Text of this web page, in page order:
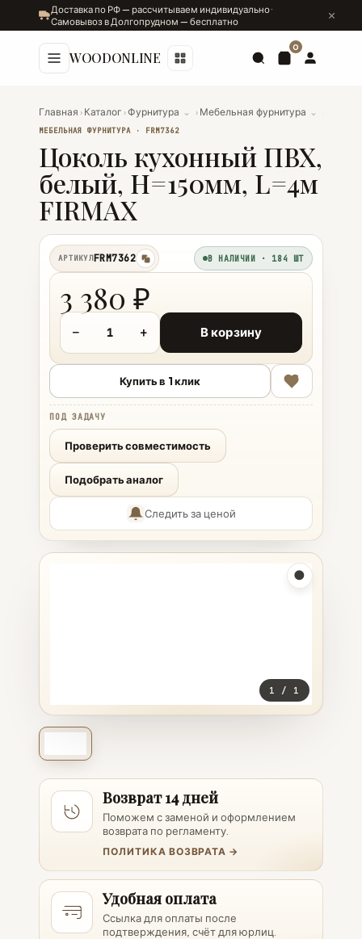
Доставка по РФ — рассчитываем индивидуально ·
Самовывоз в Долгопрудном — бесплатно
WOODONLINE
0
Главная › Каталог ›Фурнитура ⌄ › Мебельная фурнитура ⌄
МЕБЕЛЬНАЯ ФУРНИТУРА · FRM7362
Цоколь кухонный ПВХ,
белый, H=150мм, L=4м
FIRMAX
1 / 1
АРТИКУЛFRM7362
копировать
В НАЛИЧИИ · 184 ШТ
3 380 ₽
− + В корзину
Купить в 1 клик
ПОД ЗАДАЧУ
Проверить совместимость
Подобрать аналог
Следить за ценой
Возврат 14 дней
Поможем с заменой и оформлением
возврата по регламенту.
ПОЛИТИКА ВОЗВРАТА →
Удобная оплата
Ссылка для оплаты после
подтверждения, счёт для юрлиц.